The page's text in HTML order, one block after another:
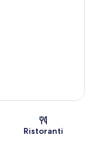
Ristoranti